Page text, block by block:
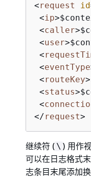
<request id
<ip>
<caller>
<user>
<
<eventType
<routeKey>
<status>
<
</request>
继续符 ( \ ) 用作
可以在日志格式
志条目末尾添加换